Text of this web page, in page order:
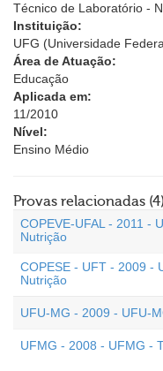
Técnico de Laboratório -
Instituição:
UFG (Universidade
Área de Atuação:
Educação
Aplicada em:
11/2010
Nível:
Ensino Médio
Provas relacionadas (4)
COPEVE-UFAL - 2011 -
Nutrição
COPESE - UFT - 2009 -
Nutrição
UFU-MG - 2009 - UFU-
UFMG - 2008 - UFMG -